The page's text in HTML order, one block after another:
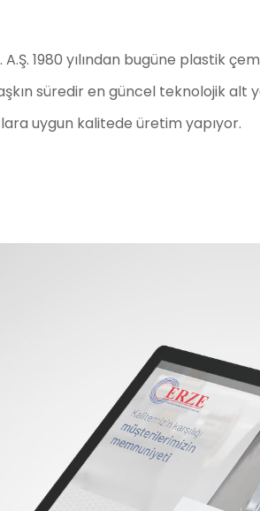
A.Ş. 1980 yılından bugüne plastik
süredir en güncel teknolojik alt
uygun kalitede üretim yapıyor.